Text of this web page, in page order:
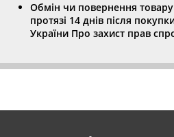
Обмін чи повернення товару
протязі 14 днів після
України Про захист прав